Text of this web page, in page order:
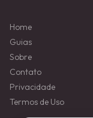
Home
Guias
Sobre
Contato
Privacidade
Termos de Uso